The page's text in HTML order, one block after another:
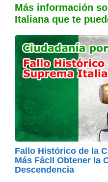
Más información
Italiana que te
Fallo Histórico de la
Más Fácil Obtener la
Descendencia